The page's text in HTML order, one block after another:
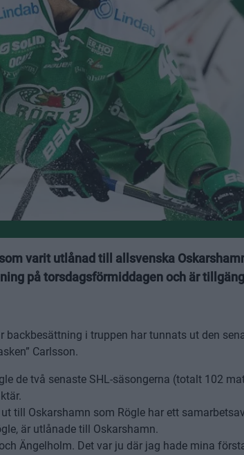
varit utlånad till allsvenska
på torsdagsförmiddagen och är
i truppen har tunnats ut den
Carlsson.
de två senaste SHL-säsongerna (totalt 102
till Oskarshamn som Rögle har ett
är utlånade till Oskarshamn.
Ängelholm. Det var ju där jag hade mina